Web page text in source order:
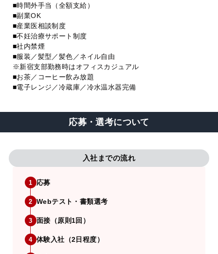
■時間外手当（全額支給）
■副業OK
■産業医相談制度
■不妊治療サポート制度
■社内禁煙
■服装／髪型／髪色／ネイル自由
※新宿支部勤務時はオフィスカジュアル
■お茶／コーヒー飲み放題
■電子レンジ／冷蔵庫／冷水温水器完備
応募・選考について
入社までの流れ
1 応募
2 Webテスト・書類選考
3 面接（原則1回）
4 体験入社（2日程度）